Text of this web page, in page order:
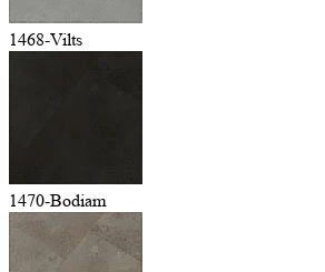
1468-Vilts
1470-Bodiam